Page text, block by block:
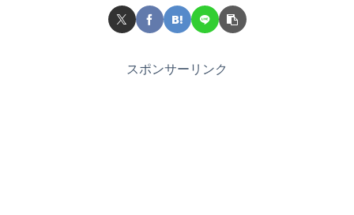
スポンサーリンク